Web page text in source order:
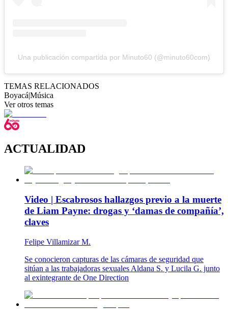
Una publicación compartida por Minuto60 (@minuto60com)
TEMAS RELACIONADOS
Boyacá|Música
Ver otros temas
ACTUALIDAD
Video | Escabrosos hallazgos previo a la muerte
de Liam Payne: drogas y ‘damas de compañía’,
claves
Felipe Villamizar M.
Se conocieron capturas de las cámaras de seguridad que
sitúan a las trabajadoras sexuales Aldana S. y Lucila G. junto
al exintegrante de One Direction